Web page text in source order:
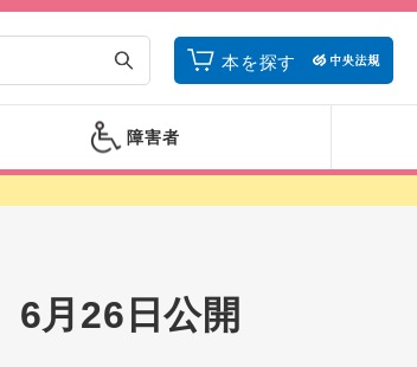
本を探す
障害者
月26日公開